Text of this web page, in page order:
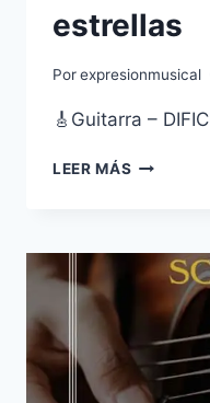
estrellas
Porexpresionmusical
🎸Guitarra –
LEER MÁS THE
JOPLIN
5